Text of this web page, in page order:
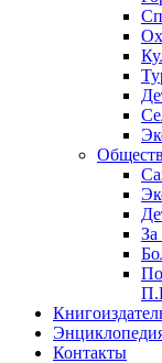
За
Контакты